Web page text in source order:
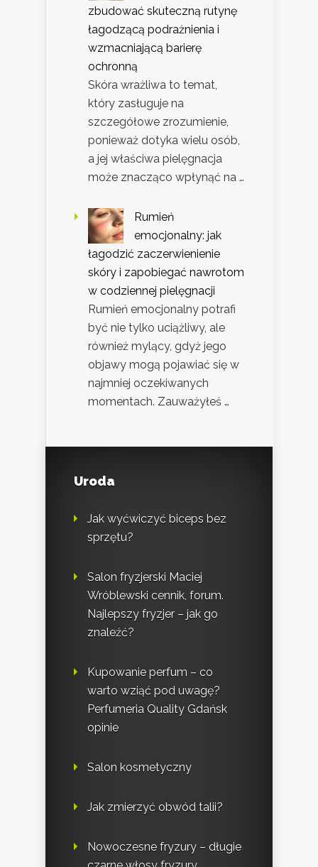
zbudować skuteczną rutynę
łagodzącą podrażnienia i
wzmacniającą barierę
ochronną
Skóra wrażliwa to temat,
który zasługuje na
szczegółowe zrozumienie,
ponieważ dotyka wielu osób,
a jej właściwa pielęgnacja
może znacząco wpłynąć na …
Rumień
emocjonalny: jak
łagodzić zaczerwienienie
skóry i zapobiegać nawrotom
w codziennej pielęgnacji
Rumień emocjonalny potrafi
być nie tylko uciążliwy, ale
również mylący, gdyż jego
objawy mogą pojawiać się w
najmniej oczekiwanych
momentach. Zauważyłeś …
Uroda
Jak wyćwiczyć biceps bez
sprzętu?
Salon fryzjerski Maciej
Wróblewski cennik, forum.
Najlepszy fryzjer – jak go
znaleźć?
Kupowanie perfum – co
warto wziąć pod uwagę?
Perfumeria Quality Gdańsk
opinie
Salon kosmetyczny
Jak zmierzyć obwód talii?
Nowoczesne fryzury – długie